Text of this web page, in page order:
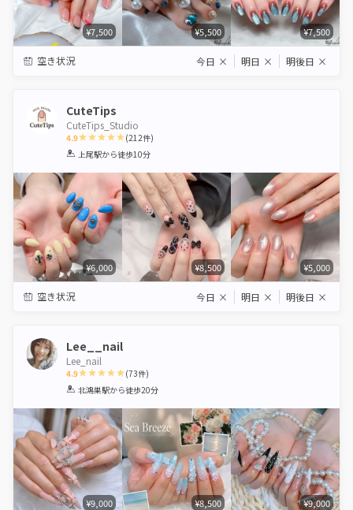
¥7,500 ¥5,500 ¥7,500
空き状況 今日 × 明日 × 明後日 ×
CuteTips
CuteTips_Studio
4.9
1 2 3 4 5
(212件)
上尾駅から徒歩10分
¥6,000 ¥8,500 ¥5,000
空き状況 今日 × 明日 × 明後日 ×
Lee__nail
Lee_nail
4.9
1 2 3 4 5
(73件)
北鴻巣駅から徒歩20分
¥9,000 ¥8,500 ¥9,000